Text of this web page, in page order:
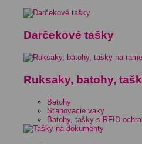
Darčekové tašky
Ruksaky, batohy,
Batohy
Sťahovacie vaky
Batohy, tašky s RFID